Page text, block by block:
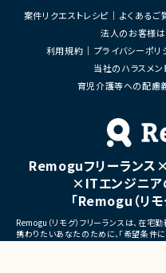
・詳細設計書、テスト仕様書等のド
作成
・成果物レビューおよび品質管理
・開発メンバーへの技術支援、進
・少人数体制でのプロジェクト推
プロジェクト拡大に伴う増員募集
案件リクエストレシピ よくあるご
法人のお客様は
利用規約
プライバシーポリ
当社のハラスメ
育児介護等への配慮
Remoguフリーランス×
×ITエンジニア
「Remogu（リモ
Remogu（リモグ）フリーランスは、在
携わりたいあなたのために、「希望条件
エージェントです。